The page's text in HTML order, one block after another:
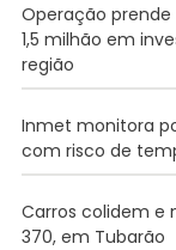
Operação prende
1,5 milhão em
região
Inmet monitora
com risco de
Carros colidem e
370, em Tubarão